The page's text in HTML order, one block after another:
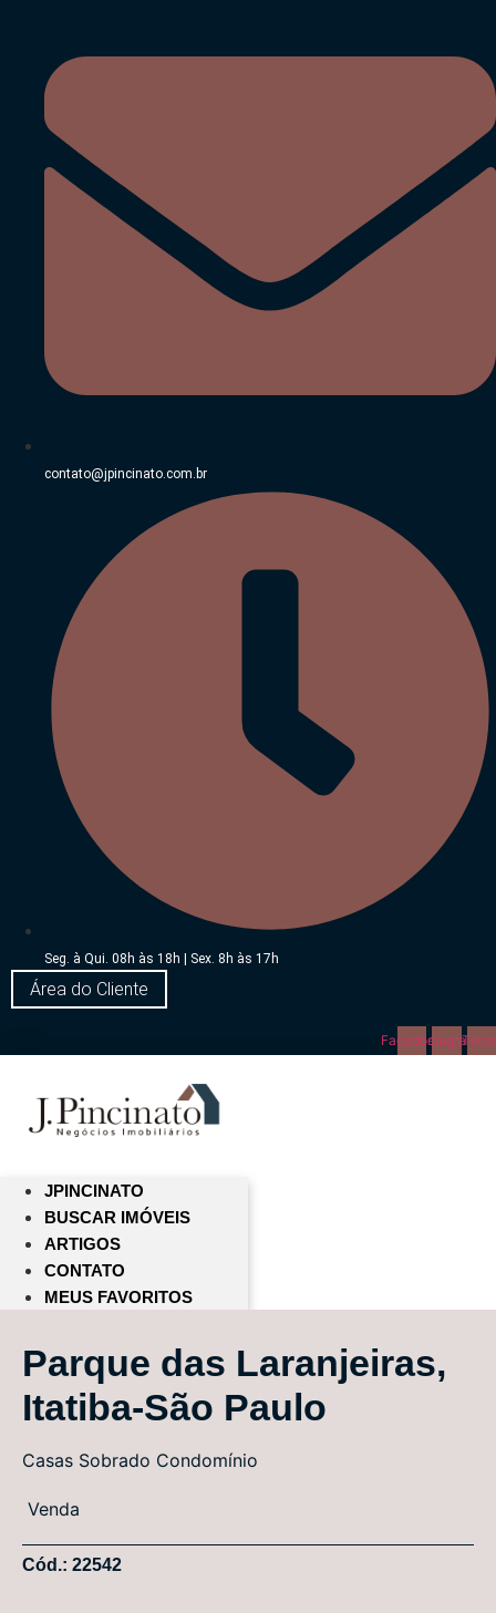
conteúdo
contato@jpincinato.com.br
Seg. à Qui. 08h às 18h | Sex. 8h às 17h
Área do Cliente
FacebookInstagram
JPINCINATO
BUSCAR IMÓVEIS
ARTIGOS
CONTATO
MEUS FAVORITOS
Parque das Laranjeiras,
Itatiba-São Paulo
Casas Sobrado Condomínio
Venda
Cód.: 22542